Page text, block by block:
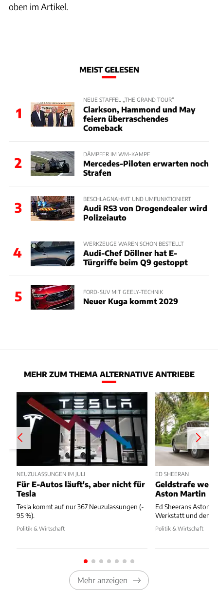
oben im Artikel.
MEIST GELESEN
1
NEUE STAFFEL „THE GRAND TOUR“
Clarkson, Hammond und May
feiern überraschendes
Comeback
2
DÄMPFER IM WM-KAMPF
Mercedes-Piloten erwarten noch
Strafen
3
BESCHLAGNAHMT UND UMFUNKTIONIERT
Audi RS3 von Drogendealer wird
Polizeiauto
4
WERKZEUGE WAREN SCHON BESTELLT
Audi-Chef Döllner hat E-
Türgriffe beim Q9 gestoppt
5 FORD-SUV MIT GEELY-TECHNIK
Neuer Kuga kommt 2029
MEHR ZUM THEMA ALTERNATIVE ANTRIEBE
NEUZULASSUNGEN IM JULI
Für E-Autos läuft's, aber nicht für
Tesla
Tesla kommt auf nur 367 Neuzulassungen (-
95 %).
Politik & Wirtschaft
ED SHEERAN
Geldstrafe
Aston Martin
Ed Sheerans Aston
Werkstatt und
Politik & Wirtschaft
Mehr anzeigen